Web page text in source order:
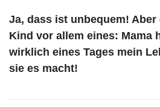
Ja, dass ist unbequem! Aber
Kind vor allem eines: Mama
wirklich eines Tages mein
sie es macht!